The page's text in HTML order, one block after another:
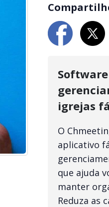
igrejas
O
aplicativo
que ajuda
manter
Reduza as